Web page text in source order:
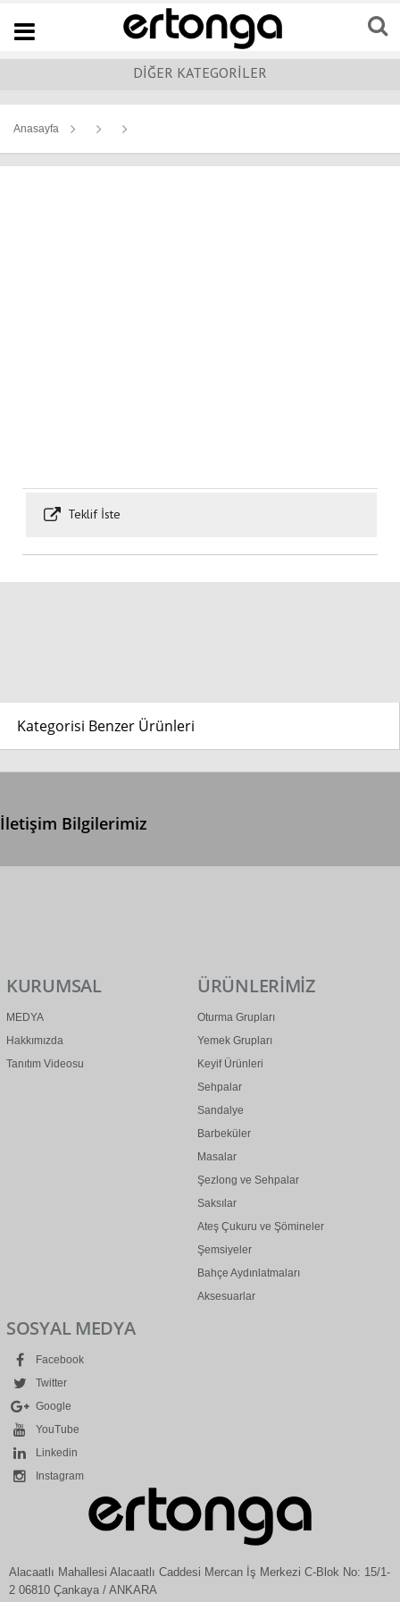
Navigation
DİĞER KATEGORİLER
Anasayfa
Teklif İste
Kategorisi Benzer Ürünleri
İletişim Bilgilerimiz
KURUMSAL
MEDYA
Hakkımızda
Tanıtım Videosu
ÜRÜNLERİMİZ
Oturma Grupları
Yemek Grupları
Keyif Ürünleri
Sehpalar
Sandalye
Barbeküler
Masalar
Şezlong ve Sehpalar
Saksılar
Ateş Çukuru ve Şömineler
Şemsiyeler
Bahçe Aydınlatmaları
Aksesuarlar
SOSYAL MEDYA
Facebook
Twitter
Google
YouTube
Linkedin
Instagram
Alacaatlı Mahallesi Alacaatlı Caddesi Mercan İş Merkezi C-Blok No: 15/1-
2 06810 Çankaya / ANKARA